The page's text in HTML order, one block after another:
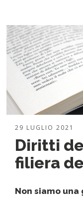
29 LUGLIO 2021
Diritti
filiera
Non siamo